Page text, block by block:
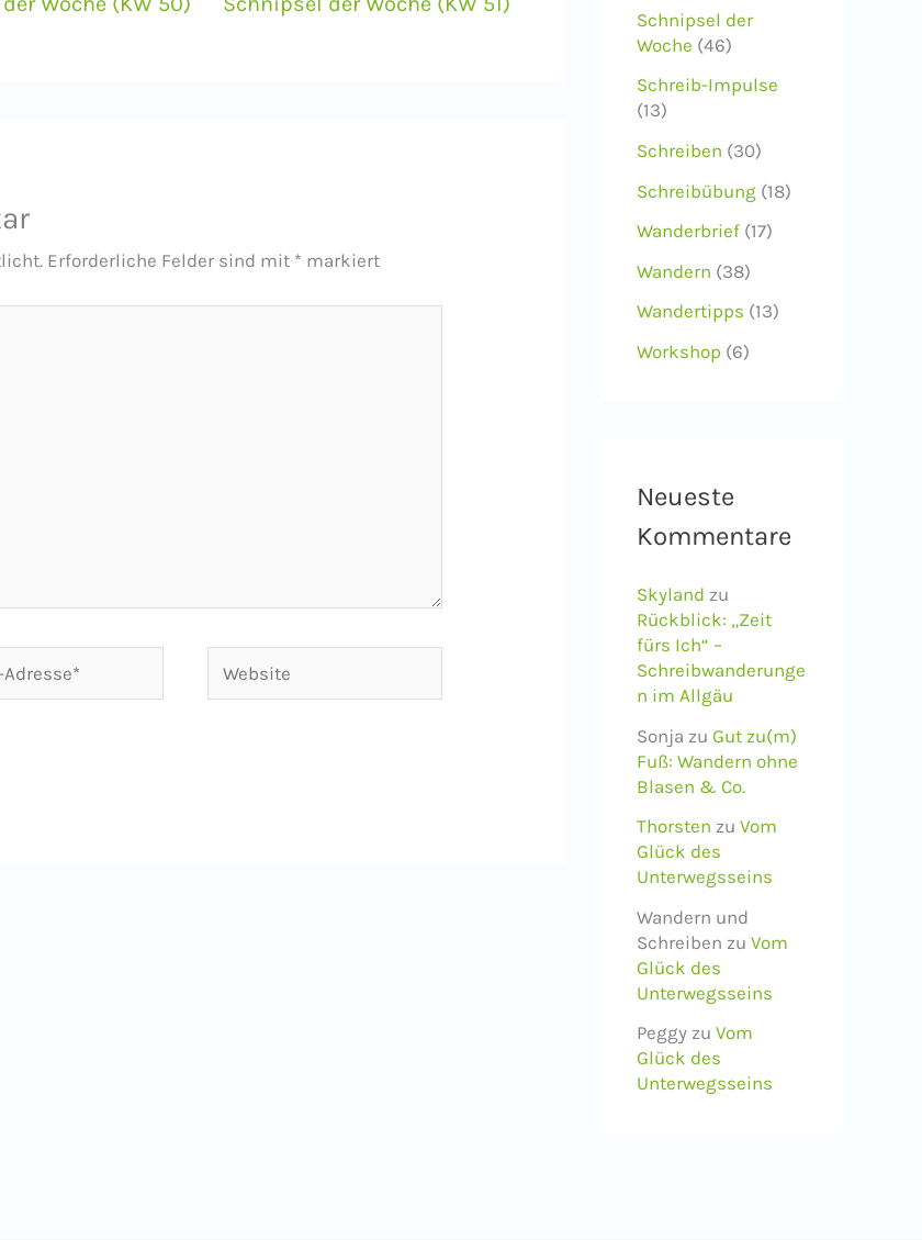
Erforderliche Felder sind mit * markiert
Website
Schnipsel der
Woche (46)
Schreib-Impulse
(13)
Schreiben (30)
Schreibübung (18)
Wanderbrief (17)
Wandern (38)
Wandertipps (13)
Workshop (6)
Neueste
Kommentare
Skyland zu
Rückblick: „Zeit
fürs Ich“ –
Schreibwanderunge
n im Allgäu
Sonja zu Gut zu(m)
Fuß: Wandern ohne
Blasen & Co.
Thorsten zu Vom
Glück des
Unterwegsseins
Wandern und
Schreiben zu Vom
Glück des
Unterwegsseins
Peggy zu Vom
Glück des
Unterwegsseins